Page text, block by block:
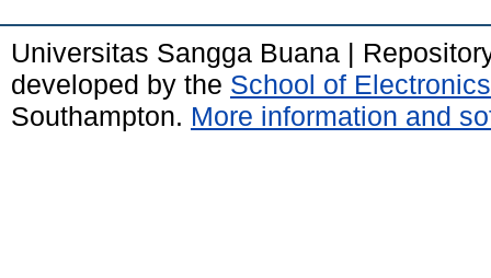
Universitas Sangga Buana |
developed by the School of
Southampton. More information and